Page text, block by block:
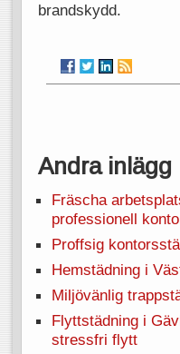
brandskydd.
Andra inlägg
Fräscha
professionell
Proffsig
Hemstädning i
Miljövänlig
Flyttstädning i
stressfri flytt